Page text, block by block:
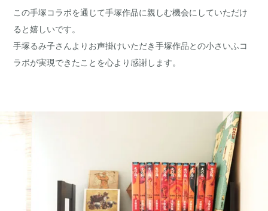
この手塚コラボを通じて手塚作品に親しむ機会にしていただけ
ると嬉しいです。
手塚るみ子さんよりお声掛けいただき手塚作品との小さいふコ
ラボが実現できたことを心より感謝します。